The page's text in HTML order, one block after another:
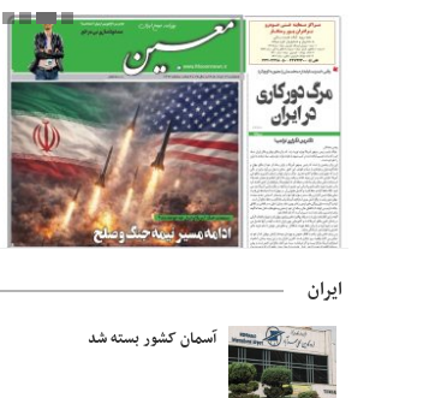
دفتر رهبر انقلاب: مطالب خارج از مراجع رسمی
فاقد سندیت است
بقائی: فضای مذاکرات فنی و سیاسی ایران و
عمان درباره تنگه هرمز، مثبت است
رئیس سازمان جهاد کشاورزی استان: کشاورزان
گیلان نسبت به دریافت یارانه کود اقدام کنند
تمدید مهلت اظهارنامه‌های مالیاتی سال ۱۴۰۴ تا
پایان شهریورماه
ایران
آسمان کشور بسته شد